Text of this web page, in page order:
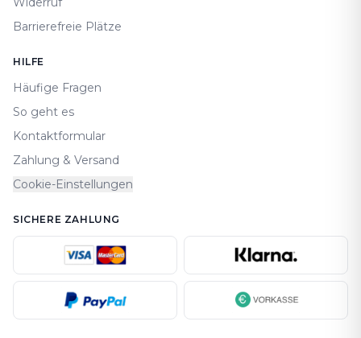
Barrierefreie Plätze
HILFE
Häufige Fragen
So geht es
Kontaktformular
Zahlung & Versand
Cookie-Einstellungen
SICHERE ZAHLUNG